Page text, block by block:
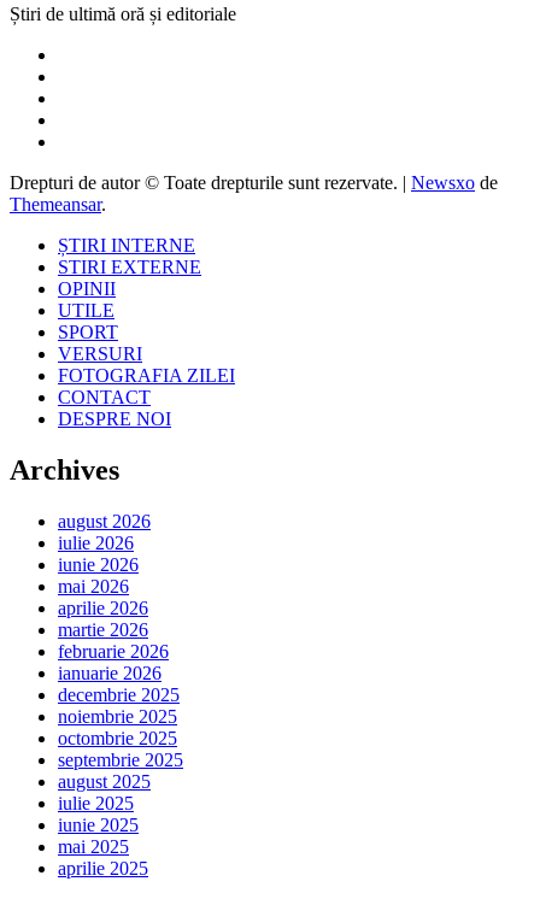
Știri de ultimă oră și editoriale
Drepturi de autor © Toate drepturile sunt rezervate. | Newsxo de
Themeansar.
ȘTIRI INTERNE
STIRI EXTERNE
OPINII
UTILE
SPORT
VERSURI
FOTOGRAFIA ZILEI
CONTACT
DESPRE NOI
Archives
august 2026
iulie 2026
iunie 2026
mai 2026
aprilie 2026
martie 2026
februarie 2026
ianuarie 2026
decembrie 2025
noiembrie 2025
octombrie 2025
septembrie 2025
august 2025
iulie 2025
iunie 2025
mai 2025
aprilie 2025